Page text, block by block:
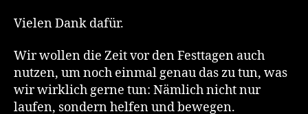
Vielen Dank dafür.
Wir wollen die Zeit vor den Festtagen auch
nutzen, um noch einmal genau das zu tun, was
wir wirklich gerne tun: Nämlich nicht nur
laufen, sondern helfen und bewegen.